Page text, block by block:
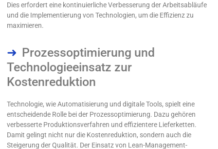
Dies erfordert eine kontinuierliche Verbesserung der Arbeitsabläufe
und die Implementierung von Technologien, um die Effizienz zu
maximieren.
Prozessoptimierung und
Technologieeinsatz zur
Kostenreduktion
Technologie, wie Automatisierung und digitale Tools, spielt eine
entscheidende Rolle bei der Prozessoptimierung. Dazu gehören
verbesserte Produktionsverfahren und effizientere Lieferketten.
Damit gelingt nicht nur die Kostenreduktion, sondern auch die
Steigerung der Qualität. Der Einsatz von Lean-Management-